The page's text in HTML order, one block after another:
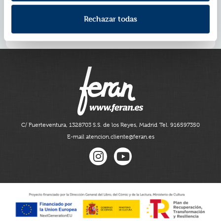
Rechazar todas
En un futuro, ¿existirán máquinas para revivir a la
C/ Fuerteventura, 1328703 S.S. de los Reyes, Madrid Tel. 916597350
E-mail atencion.cliente@feran.es